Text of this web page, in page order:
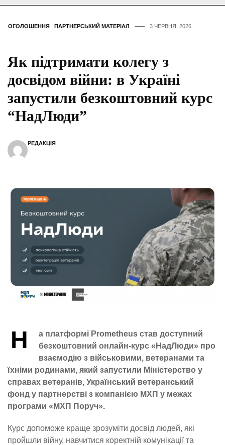
ОГОЛОШЕННЯ ПАРТНЕРСЬКИЙ МАТЕРІАЛ 3 ЧЕРВНЯ, 2026
Як підтримати колегу з
досвідом війни: в Україні
запустили безкоштовний курс
“НадЛюди”
РЕДАКЦІЯ
Н
а платформі Prometheus став доступний
безкоштовний онлайн-курс «НадЛюди» про
взаємодію з військовими, ветеранами та
їхніми родинами, який запустили Міністерство у
справах ветеранів, Український ветеранський
фонд у партнерстві з компанією МХП у межах
програми «МХП Поруч».
Курс допоможе краще зрозуміти досвід людей, які
пройшли війну, навчитися коректній комунікації та